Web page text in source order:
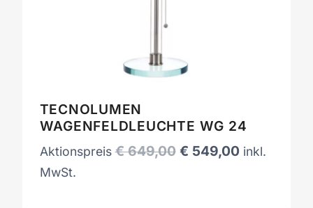
TECNOLUMEN
WAGENFELDLEUCHTE WG 24
Aktionspreis €649,00 Ursprünglicher
€ 549,00Aktueller
inkl.
MwSt.